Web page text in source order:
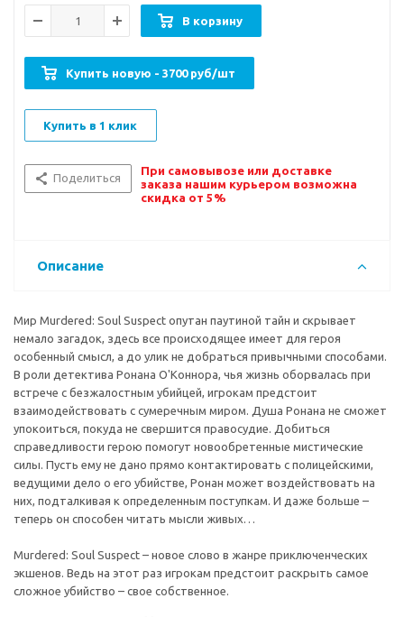
В корзину
Купить новую - 3700 руб/шт
Купить в 1 клик
Поделиться
При самовывозе или доставке
заказа нашим курьером возможна
скидка от 5%
Описание
Мир Murdered: Soul Suspect опутан паутиной тайн и скрывает
немало загадок, здесь все происходящее имеет для героя
особенный смысл, а до улик не добраться привычными способами.
В роли детектива Ронана О'Коннора, чья жизнь оборвалась при
встрече с безжалостным убийцей, игрокам предстоит
взаимодействовать с сумеречным миром. Душа Ронана не сможет
упокоиться, покуда не свершится правосудие. Добиться
справедливости герою помогут новообретенные мистические
силы. Пусть ему не дано прямо контактировать с полицейскими,
ведущими дело о его убийстве, Ронан может воздействовать на
них, подталкивая к определенным поступкам. И даже больше –
теперь он способен читать мысли живых…
Murdered: Soul Suspect – новое слово в жанре приключенческих
экшенов. Ведь на этот раз игрокам предстоит раскрыть самое
сложное убийство – свое собственное.